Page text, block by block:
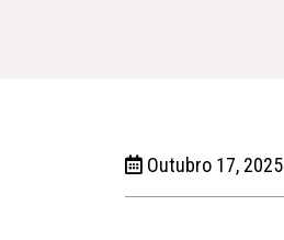
Outubro 17, 2025